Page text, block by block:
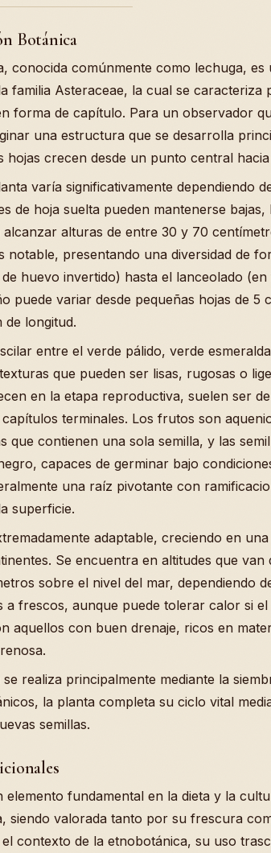
Botánica
conocida comúnmente como lechuga,
familia Asteraceae, la cual se caracteriza
forma de capítulo. Para un observador
una estructura que se desarrolla
hojas crecen desde un punto central
varía significativamente dependiendo
de hoja suelta pueden mantenerse bajas,
alturas de entre 30 y 70
notable, presentando una diversidad de
huevo invertido) hasta el lanceolado
puede variar desde pequeñas hojas de 5
de longitud.
entre el verde pálido, verde
que pueden ser lisas, rugosas o
en la etapa reproductiva, suelen ser
terminales. Los frutos son
que contienen una sola semilla, y las
capaces de germinar bajo
una raíz pivotante con
superficie.
adaptable, creciendo en
Se encuentra en altitudes que van
sobre el nivel del mar, dependiendo
a frescos, aunque puede tolerar calor si
aquellos con buen drenaje, ricos en
realiza principalmente mediante la
la planta completa su ciclo vital
semillas.
elemento fundamental en la dieta y la
siendo valorada tanto por su frescura
contexto de la etnobotánica, su uso